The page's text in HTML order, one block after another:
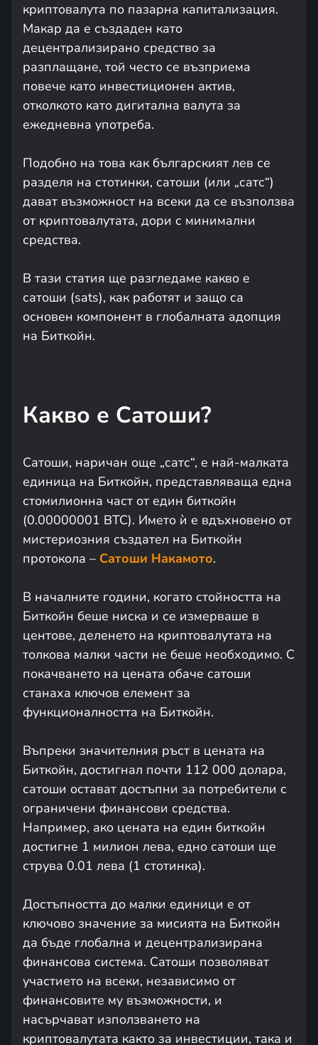
криптовалута по пазарна капитализация.
Макар да е създаден като
децентрализирано средство за
разплащане, той често се възприема
повече като инвестиционен актив,
отколкото като дигитална валута за
ежедневна употреба.
Подобно на това как българският лев се
разделя на стотинки, сатоши (или „сатс“)
дават възможност на всеки да се възползва
от криптовалутата, дори с минимални
средства.
В тази статия ще разгледаме какво e
сатоши (sats), как работят и защо са
основен компонент в глобалната адопция
на Биткойн.
Какво е Сатоши?
Сатоши, наричан още „сатс“, е най-малката
единица на Биткойн, представляваща една
стомилионна част от един биткойн
(0.00000001 BTC). Името ѝ е вдъхновено от
мистериозния създател на Биткойн
протокола – Сатоши Накамото.
В началните години, когато стойността на
Биткойн беше ниска и се измерваше в
центове, деленето на криптовалутата на
толкова малки части не беше необходимо. С
покачването на цената обаче сатоши
станаха ключов елемент за
функционалността на Биткойн.
Въпреки значителния ръст в цената на
Биткойн, достигнал почти 112 000 долара,
сатоши остават достъпни за потребители с
ограничени финансови средства.
Например, ако цената на един биткойн
достигне 1 милион лева, едно сатоши ще
струва 0.01 лева (1 стотинка).
Достъпността до малки единици е от
ключово значение за мисията на Биткойн
да бъде глобална и децентрализирана
финансова система. Сатоши позволяват
участието на всеки, независимо от
финансовите му възможности, и
насърчават използването на
криптовалутата както за инвестиции, така и